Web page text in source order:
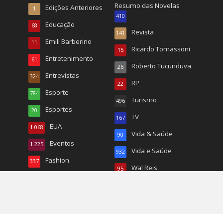
Edições Anteriores
1
Educação
68
Emili Barberino
11
Entretenimento
61
Entrevistas
324
Esporte
784
Esportes
20
EUA
1.068
Eventos
1.225
Fashion
337
Resumo das Novelas
410
Revista
141
Ricardo Tomassoni
15
Roberto Tucunduva
26
RP
22
Turismo
496
TV
167
Vida & Saúde
90
Vida e Saúde
932
Wal Reis
95